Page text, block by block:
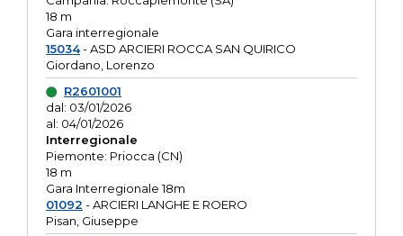
18 m
Gara interregionale
15034- ASD ARCIERI ROCCA SAN QUIRICO
Giordano, Lorenzo
R2601001
dal: 03/01/2026
al: 04/01/2026
Interregionale
Piemonte: Priocca (CN)
18 m
Gara Interregionale 18m
01092 - ARCIERI LANGHE E ROERO
Pisan, Giuseppe